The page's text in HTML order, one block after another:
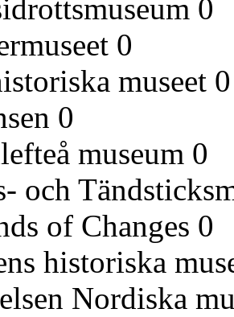
0
0
museet 0
0
museum 0
och
of Changes 0
historiska
Nordiska